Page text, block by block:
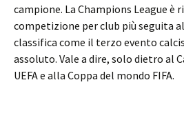
campione. La Champions League è
competizione per club più seguita
classifica come il terzo evento
assoluto. Vale a dire, solo dietro al
UEFA e alla Coppa del mondo FIFA.